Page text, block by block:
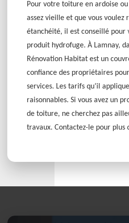
Pour votre toiture en ardoise
assez vieille et que vous voulez
étanchéité, il est conseillé pour
produit hydrofuge. À Lamnay,
Rénovation Habitat est un
confiance des propriétaires
services. Les tarifs qu’il
raisonnables. Si vous avez un
de toiture, ne cherchez pas
travaux. Contactez-le pour plus